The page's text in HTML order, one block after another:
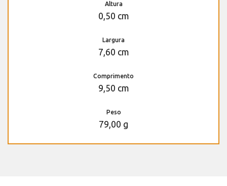
Altura
0,50 cm
Largura
7,60 cm
Comprimento
9,50 cm
Peso
79,00 g